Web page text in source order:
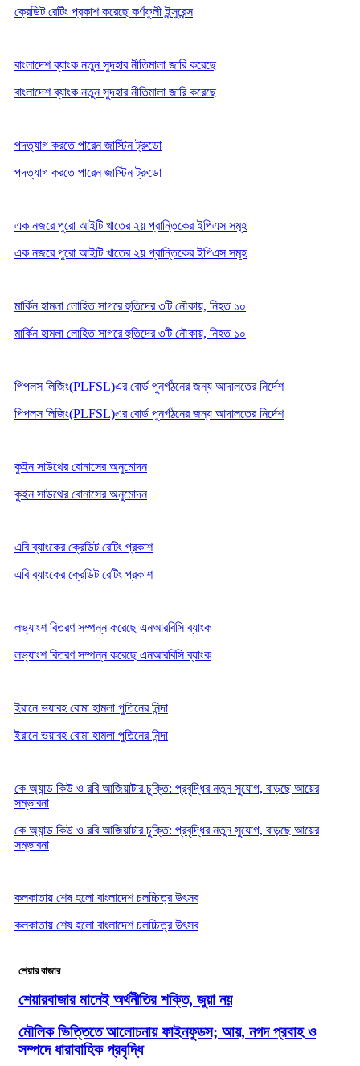
ক্রেডিট রেটিং প্রকাশ করেছে কর্ণফুলী ইন্সুরেন্স
বাংলাদেশ ব্যাংক নতুন সুদহার নীতিমালা জারি করেছে
বাংলাদেশ ব্যাংক নতুন সুদহার নীতিমালা জারি করেছে
পদত্যাগ করতে পারেন জাস্টিন ট্রুডো
পদত্যাগ করতে পারেন জাস্টিন ট্রুডো
এক নজরে পুরো আইটি খাতের ২য় প্রান্তিকের ইপিএস সমূহ
এক নজরে পুরো আইটি খাতের ২য় প্রান্তিকের ইপিএস সমূহ
মার্কিন হামলা লোহিত সাগরে হুতিদের ৩টি নৌকায়, নিহত ১০
মার্কিন হামলা লোহিত সাগরে হুতিদের ৩টি নৌকায়, নিহত ১০
পিপলস লিজিং(PLFSL)এর বোর্ড পুনর্গঠনের জন্য আদালতের নির্দেশ
পিপলস লিজিং(PLFSL)এর বোর্ড পুনর্গঠনের জন্য আদালতের নির্দেশ
কুইন সাউথের বোনাসের অনুমোদন
কুইন সাউথের বোনাসের অনুমোদন
এবি ব্যাংকের ক্রেডিট রেটিং প্রকাশ
এবি ব্যাংকের ক্রেডিট রেটিং প্রকাশ
লভ্যাংশ বিতরণ সম্পন্ন করেছে এনআরবিসি ব্যাংক
লভ্যাংশ বিতরণ সম্পন্ন করেছে এনআরবিসি ব্যাংক
ইরানে ভয়াবহ বোমা হামলা পুতিনের নিন্দা
ইরানে ভয়াবহ বোমা হামলা পুতিনের নিন্দা
কে অ্যান্ড কিউ ও রবি আজিয়াটার চুক্তি: প্রবৃদ্ধির নতুন সুযোগ, বাড়ছে আয়ের
সম্ভাবনা
কে অ্যান্ড কিউ ও রবি আজিয়াটার চুক্তি: প্রবৃদ্ধির নতুন সুযোগ, বাড়ছে আয়ের
সম্ভাবনা
কলকাতায় শেষ হলো বাংলাদেশ চলচ্চিত্র উৎসব
কলকাতায় শেষ হলো বাংলাদেশ চলচ্চিত্র উৎসব
শেয়ার বাজার
শেয়ারবাজার মানেই অর্থনীতির শক্তি, জুয়া নয়
মৌলিক ভিত্তিতে আলোচনায় ফাইনফুডস; আয়, নগদ প্রবাহ ও
সম্পদে ধারাবাহিক প্রবৃদ্ধি